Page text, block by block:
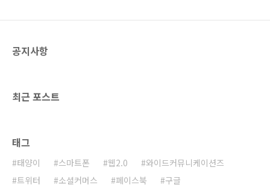
은 종량제 P2P 서비스가 자리를 잡는 계기가 될
하고, 지난 4일 곡당 과..
공지사항
최근 포스트
태그
태양이 스마트폰 웹2.0
와이드커뮤니케이션즈
트위터
소셜커머스 페이스북
구글